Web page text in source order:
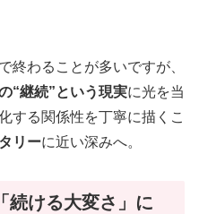
終わることが多いですが、
“継続”という現実に光を当
する関係性を丁寧に描くこ
リーに近い深みへ。
続ける大変さ」に